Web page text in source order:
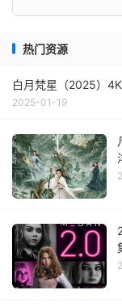
热门资源
白月梵星（2025）4K
2025-01-19